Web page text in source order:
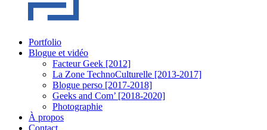
Menu
Portfolio
Blogue et vidéo
Facteur Geek [2012]
La Zone TechnoCulturelle [2013-2017]
Blogue perso [2017-2018]
Geeks and Com’ [2018-2020]
Photographie
À propos
Contact